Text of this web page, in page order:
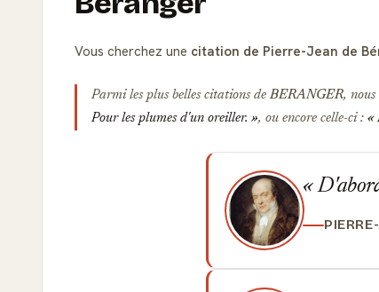
Vous cherchez une citation de Pierre-Jean de
Parmi les plus belles citations deBERANGER, nous
Pour les plumes d'un oreiller.
, ou encore celle-ci :